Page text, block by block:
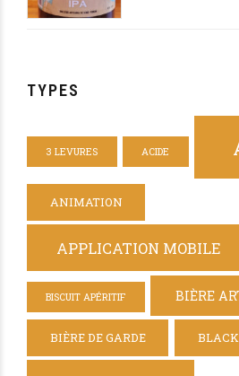
TYPES
3 LEVURES ACIDE
ANIMATION
APPLICATION MOBILE
BISCUIT APÉRITIF BIÈRE
BIÈRE DE GARDE